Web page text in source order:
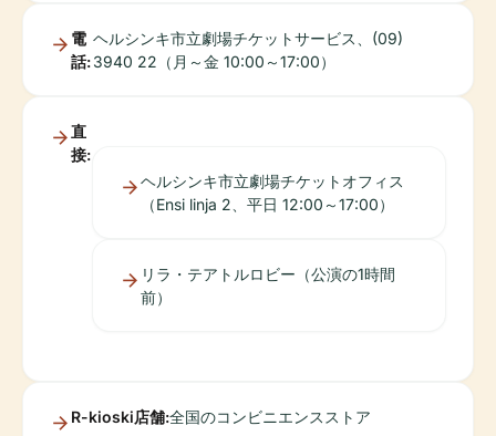
電
話:
ヘルシンキ市立劇場チケットサービス、(09)
3940 22（月～金 10:00～17:00）
直
接:
ヘルシンキ市立劇場チケットオフィス
（Ensi linja 2、平日 12:00～17:00）
リラ・テアトルロビー（公演の1時間
前）
R-kioski店舗:全国のコンビニエンスストア